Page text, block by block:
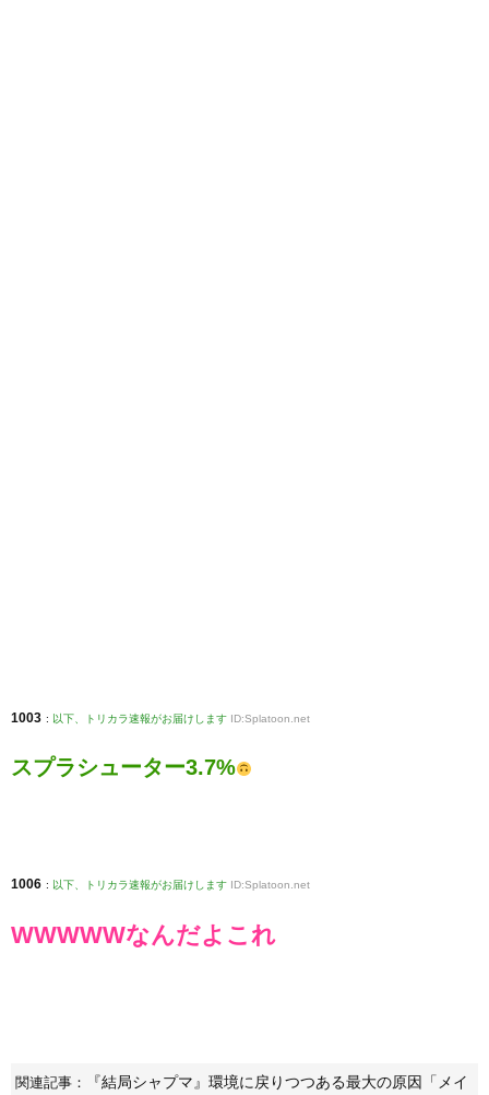
1003 : 以下、トリカラ速報がお届けします ID:Splatoon.net
スプラシューター3.7%
1006 : 以下、トリカラ速報がお届けします ID:Splatoon.net
WWWWWなんだよこれ
関連記事： 『結局シャプマ』環境に戻りつつある最大の原因「メイ